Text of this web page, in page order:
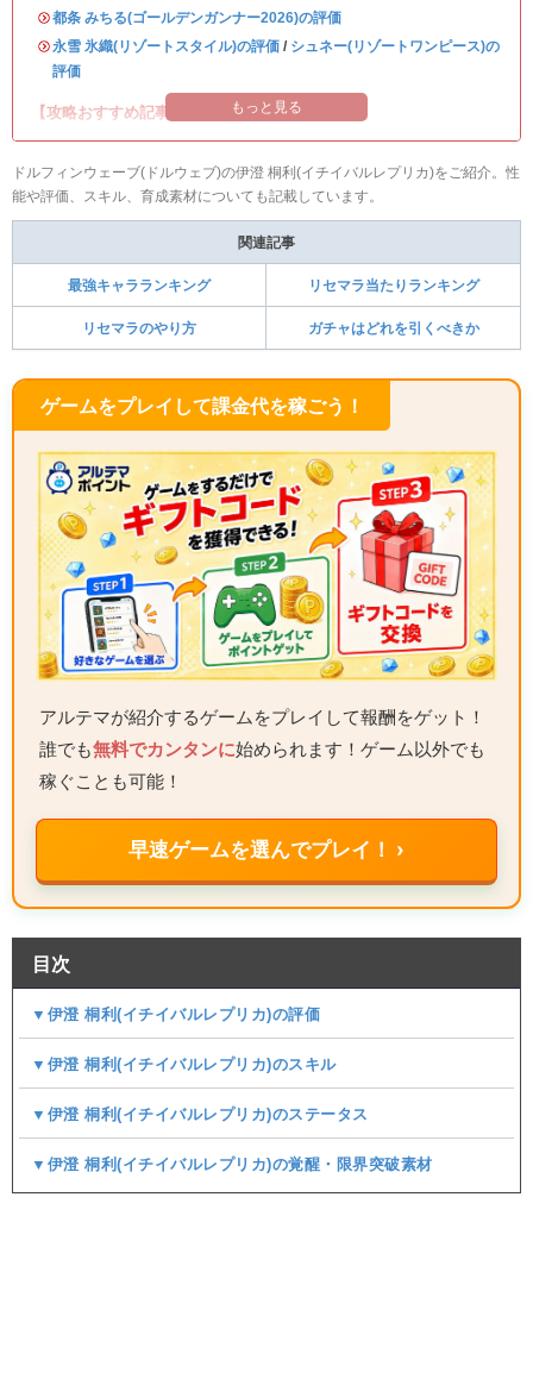
・都条 みちる(ゴールデンガンナー2026)の評価
・永雪 氷織(リゾートスタイル)の評価 / シュネー(リゾートワンピース)の
評価
【攻略おすすめ記事】 もっと見る
ドルフィンウェーブ(ドルウェブ)の伊澄 桐利(イチイバルレプリカ)をご紹介。性
能や評価、スキル、育成素材についても記載しています。
関連記事
最強キャラランキング リセマラ当たりランキング
リセマラのやり方 ガチャはどれを引くべきか
ゲームをプレイして課金代を稼ごう！
アルテマが紹介するゲームをプレイして報酬をゲット！
誰でも無料でカンタンに始められます！ゲーム以外でも
稼ぐことも可能！
早速ゲームを選んでプレイ！ ›
目次
▼伊澄 桐利(イチイバルレプリカ)の評価
▼伊澄 桐利(イチイバルレプリカ)のスキル
▼伊澄 桐利(イチイバルレプリカ)のステータス
▼伊澄 桐利(イチイバルレプリカ)の覚醒・限界突破素材